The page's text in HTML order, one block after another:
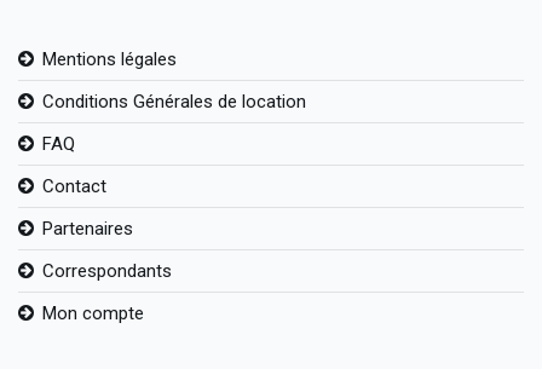
Mentions légales
Conditions Générales de location
FAQ
Contact
Partenaires
Correspondants
Mon compte